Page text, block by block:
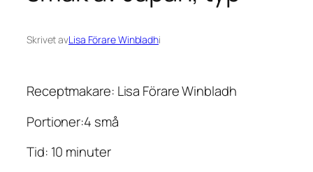
Skrivet avLisa Förare Winbladhi
Receptmakare: Lisa Förare Winbladh
Portioner:4 små
Tid: 10 minuter